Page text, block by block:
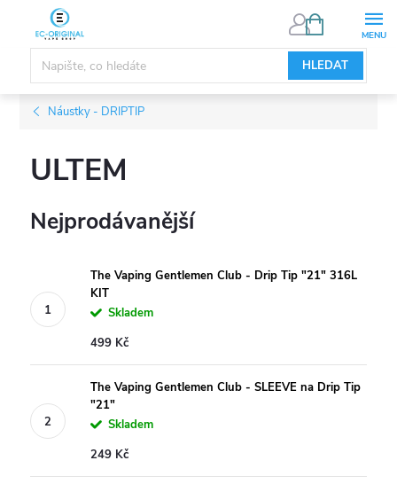
obsah
HLEDAT
NÁKUPNÍ
Náustky - DRIPTIP
ULTEM
Nejprodávanější
The Vaping Gentlemen Club - Drip Tip "21" 316L
KIT
Skladem
499 Kč
The Vaping Gentlemen Club - SLEEVE na Drip Tip
"21"
Skladem
249 Kč